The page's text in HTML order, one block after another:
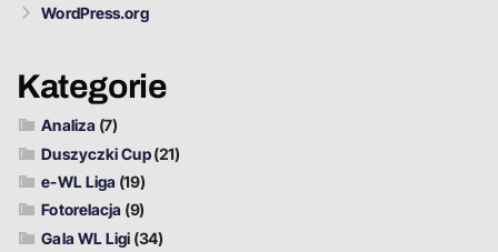
WordPress.org
Kategorie
Analiza (7)
Duszyczki Cup(21)
e-WL Liga (19)
Fotorelacja (9)
Gala WL Ligi (34)